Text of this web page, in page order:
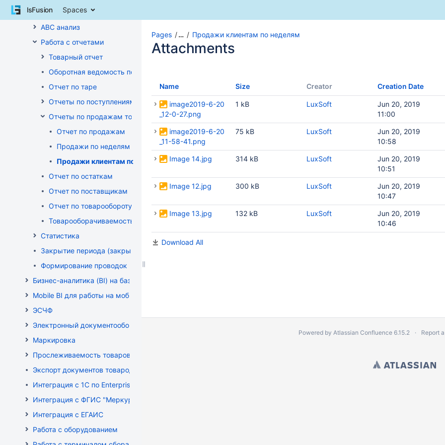
Skip
breadcrumbs
lsFusion Spaces
Аналитический отчет
ABC анализ
Работа с отчетами
Товарный отчет
Оборотная ведомость по группам, товарам, поставщикам
Отчет по таре
Отчеты по поступлениям товара
Отчеты по продажам товара
Отчет по продажам
Продажи по неделям
Продажи клиентам по неделям
Отчет по остаткам
Отчет по поставщикам
Отчет по товарообороту
Товарооборачиваемость по поставщикам
Статистика
Закрытие периода (закрытие документов)
Формирование проводок
Бизнес-аналитика (BI) на базе OLAP DRUID
Mobile BI для работы на мобильных устройствах
ЭСЧФ
Электронный документооборот (РБ)
Маркировка
Прослеживаемость товаров
Экспорт документов товародвижения
Интеграция с 1С по EnterpriseData
Интеграция с ФГИС "Меркурий"
Интеграция с ЕГАИС
Работа с оборудованием
Pages … Продажи клиентам по неделям
Attachments
Name Size Creator Creation Date
image2019-6-20
_12-0-27.png
1 kB LuxSoft
Jun 20, 2019
11:00
image2019-6-20
_11-58-41.png
75 kB LuxSoft
Jun 20, 2019
10:58
Image 14.jpg 314 kB LuxSoft
Jun 20, 2019
10:51
Image 12.jpg 300 kB LuxSoft
Jun 20, 2019
10:47
Image 13.jpg 132 kB LuxSoft
Jun 20, 2019
10:46
Download All
Powered by Atlassian Confluence 6.15.2 Report